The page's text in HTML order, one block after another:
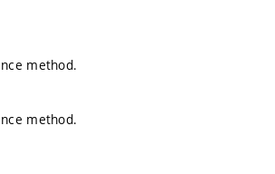
method.
method.